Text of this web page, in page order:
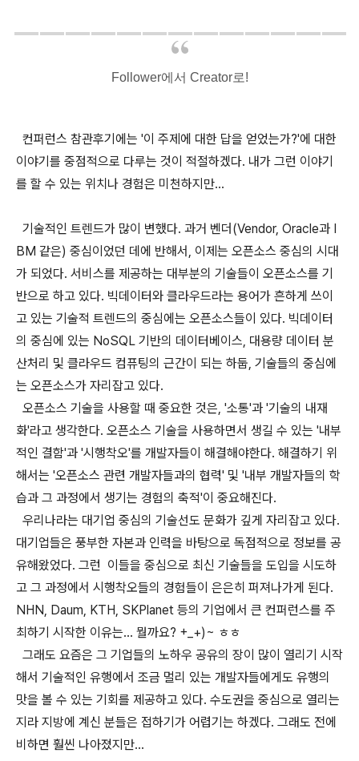
Follower에서 Creator로!
컨퍼런스 참관후기에는 '이 주제에 대한 답을 얻었는가?'에 대한
이야기를 중점적으로 다루는 것이 적절하겠다. 내가 그런 이야기
를 할 수 있는 위치나 경험은 미천하지만...
기 술적인 트렌드가 많이 변했다. 과거 벤더(Vendor, Oracle과 I
BM 같은) 중심이었던 데에 반해서, 이제는 오픈소스 중심의 시대
가 되었다. 서비스를 제공하는 대부분의 기술들이 오픈소스를 기
반으로 하고 있다. 빅데이터와 클라우드라는 용어가 흔하게 쓰이
고 있는 기술적 트렌드의 중심에는 오픈소스들이 있다. 빅데이터
의 중심에 있는 NoSQL 기반의 데이터베이스, 대용량 데이터 분
산처리 및 클라우드 컴퓨팅의 근간이 되는 하둡, 기술들의 중심에
는 오픈소스가 자리잡고 있다.
오픈소스 기술을 사용할 때 중요한 것은, '소통'과 '기술의 내재
화'라고 생각한다. 오픈소스 기술을 사용하면서 생길 수 있는 '내부
적인 결함'과 '시행착오'를 개발자들이 해결해야한다. 해결하기 위
해서는 '오픈소스 관련 개발자들과의 협력' 및 '내부 개발자들의 학
습과 그 과정에서 생기는 경험의 축적'이 중요해진다.
우리나라는 대기업 중심의 기술선도 문화가 깊게 자리잡고 있다.
대기업들은 풍부한 자본과 인력을 바탕으로 독점적으로 정보를 공
유해왔었다. 그런 이들을 중심으로 최신 기술들을 도입을 시도하
고 그 과정에서 시행착오들의 경험들이 은은히 퍼져나가게 된다.
NHN, Daum, KTH, SKPlanet 등의 기업에서 큰 컨퍼런스를 주
최하기 시작한 이유는... 뭘까요? +_+)~ ㅎㅎ
그래도 요즘은 그 기업들의 노하우 공유의 장이 많이 열리기 시작
해서 기술적인 유행에서 조금 멀리 있는 개발자들에게도 유행의
맛을 볼 수 있는 기회를 제공하고 있다. 수도권을 중심으로 열리는
지라 지방에 계신 분들은 접하기가 어렵기는 하겠다. 그래도 전에
비하면 훨씬 나아졌지만...